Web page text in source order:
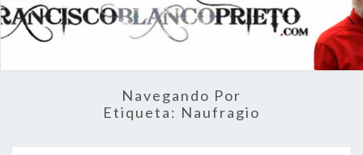
DE
BREVE
RECORRIDO
VITAL Y
ACTUALIDAD
Navegando Por
Etiqueta: Naufragio